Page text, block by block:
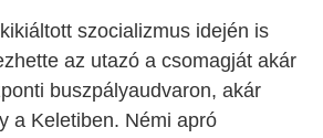
szocializmus idején is
az utazó a csomagját akár
buszpályaudvaron, akár
a Keletiben. Némi apró